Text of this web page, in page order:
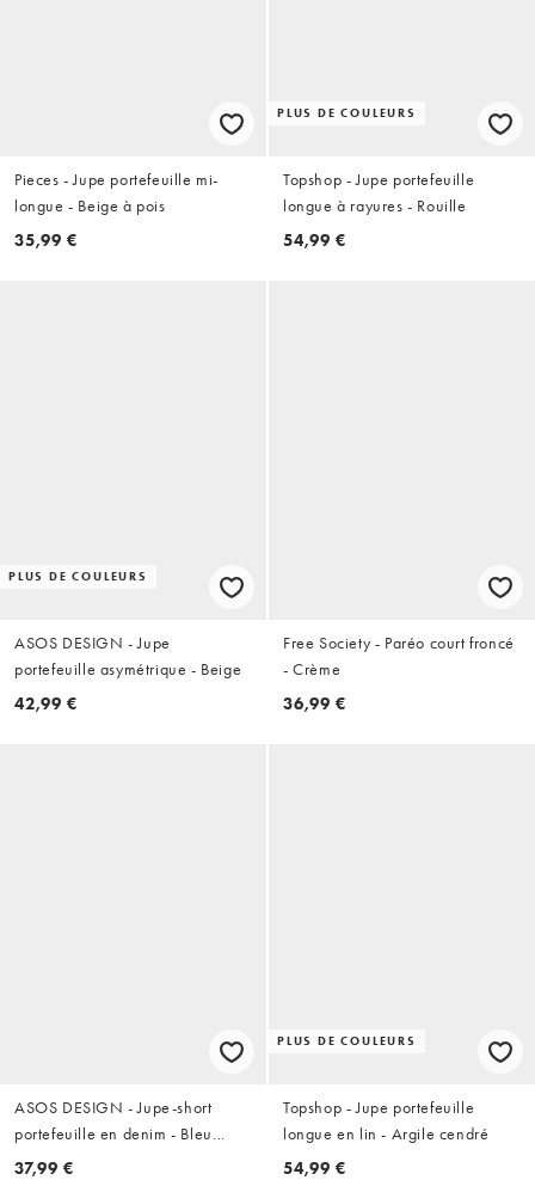
Pieces - Jupe portefeuille mi-
longue - Beige à pois
35,99 €
PLUS DE COULEURS
Topshop - Jupe portefeuille
longue à rayures - Rouille
54,99 €
PLUS DE COULEURS
ASOS DESIGN - Jupe
portefeuille asymétrique - Beige
42,99 €
Free Society - Paréo court froncé
- Crème
36,99 €
ASOS DESIGN - Jupe-short
portefeuille en denim - Bleu
moyen délavé
37,99 €
PLUS DE COULEURS
Topshop - Jupe portefeuille
longue en lin - Argile cendré
54,99 €